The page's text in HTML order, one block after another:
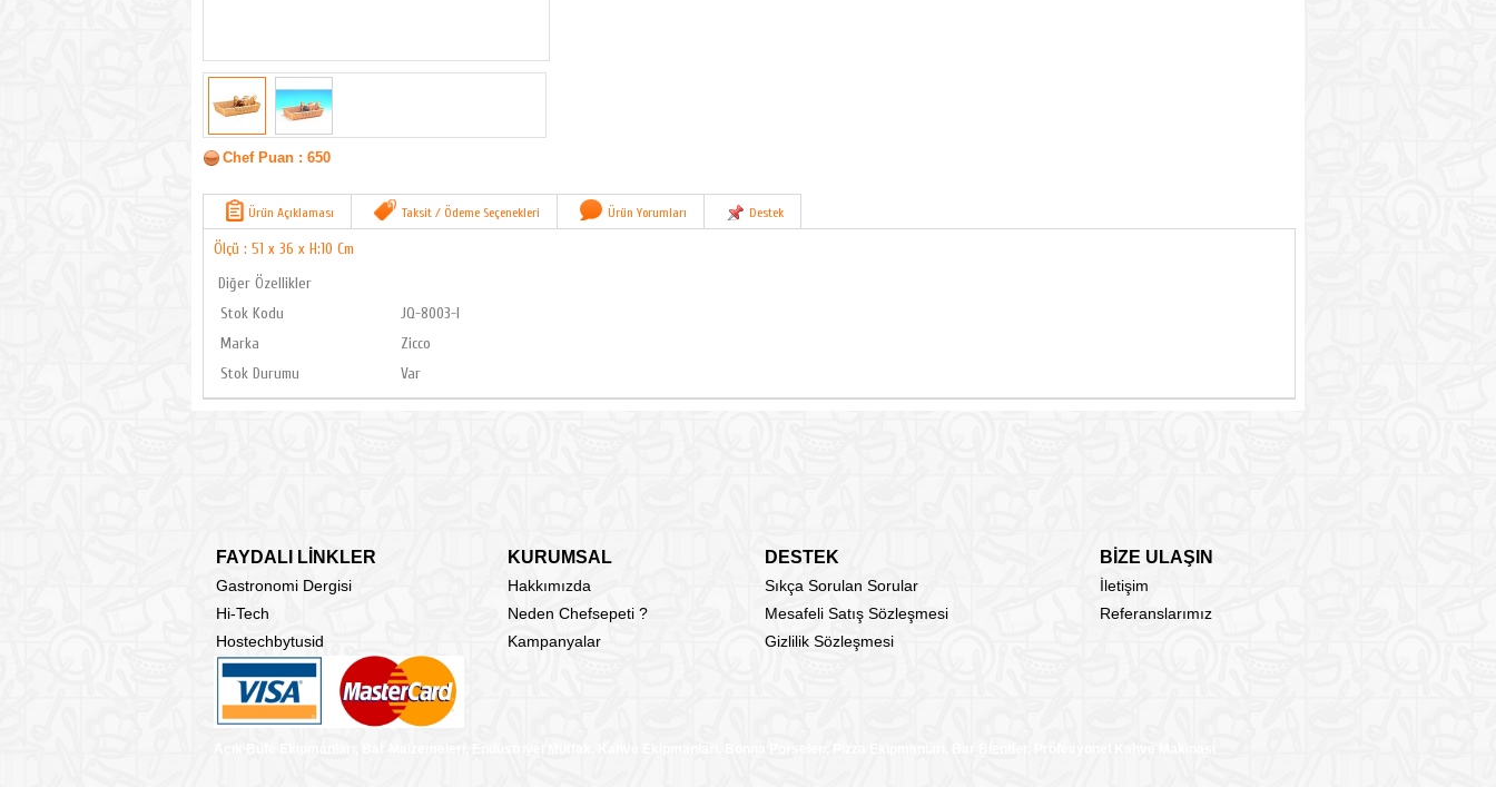
Chef Puan : 650
Ürün Açıklaması Taksit / Ödeme Seçenekleri Ürün Yorumları Destek
Ölçü : 51 x 36 x H:10 Cm
Diğer Özellikler
Stok Kodu
JQ-8003-I
Marka
Zicco
Stok Durumu
Var
FAYDALI LİNKLER KURUMSAL DESTEK BİZE ULAŞIN
Gastronomi Dergisi Hakkımızda Sıkça Sorulan Sorular
İletişim
Hi-Tech
Neden Chefsepeti ? Mesafeli Satış Sözleşmesi
Referanslarımız
Hostechbytusid
Kampanyalar Gizlilik Sözleşmesi